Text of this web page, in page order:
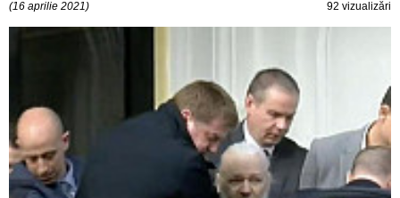
(16 aprilie 2021) 92 vizualizări